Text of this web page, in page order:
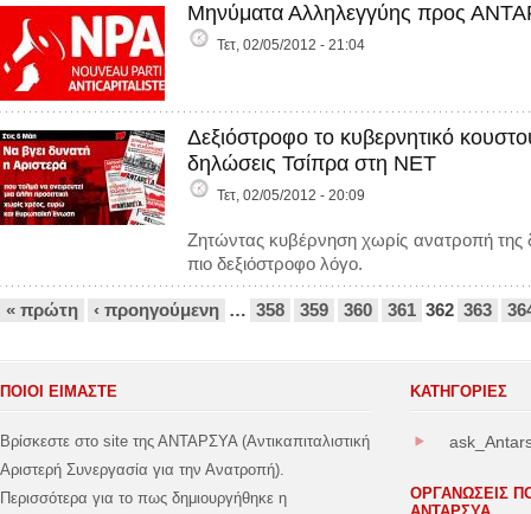
Μηνύματα Αλληλεγγύης προς
Τετ, 02/05/2012 - 21:04
Δεξιόστροφο το κυβερνητικό
δηλώσεις Τσίπρα στη ΝΕΤ
Τετ, 02/05/2012 - 20:09
Ζητώντας κυβέρνηση χωρίς ανατροπή της
πιο δεξιόστροφο λόγο.
Σελίδες
« πρώτη ‹ προηγούμενη … 358 359 360 361 362 363
ΠΟΙΟΙ ΕΙΜΑΣΤΕ
Βρίσκεστε στο site της ΑΝΤΑΡΣΥΑ (Αντικαπιταλιστική
Αριστερή Συνεργασία για την Ανατροπή).
Περισσότερα για το πως δημιουργήθηκε η
ΚΑΤΗΓΟΡΊΕΣ
ΟΡΓΑΝΩΣΕΙΣ